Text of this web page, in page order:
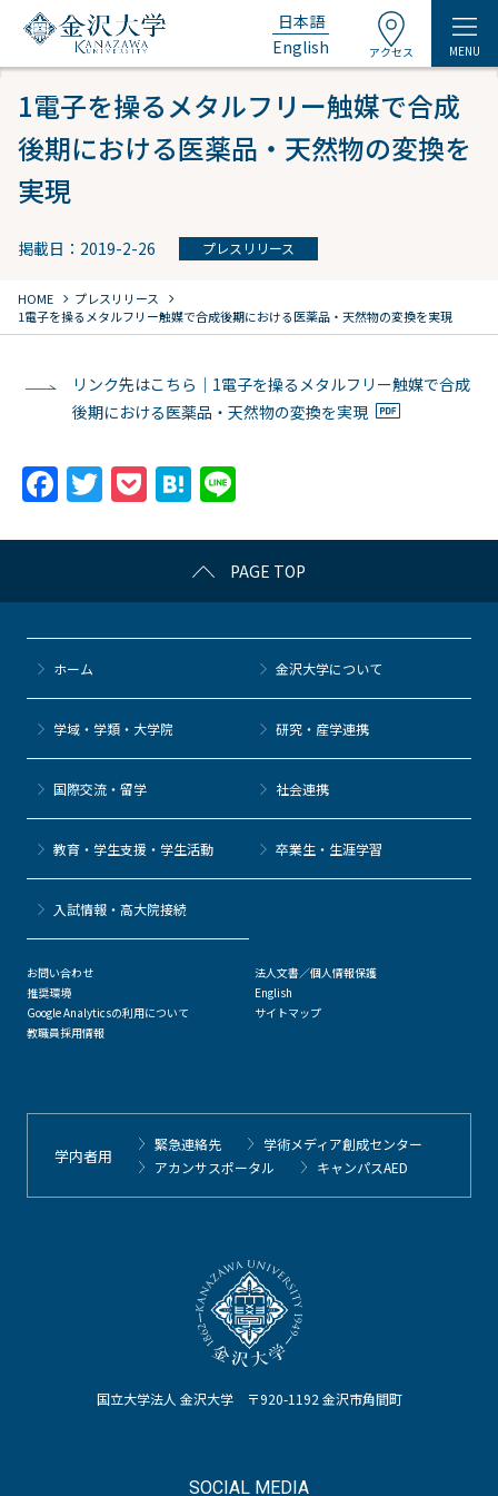
日本語
English
アクセス MENU
1電子を操るメタルフリー触媒で合成
後期における医薬品・天然物の変換を
実現
掲載日：2019-2-26 プレスリリース
HOME chevron_right プレスリリース chevron_right
1電子を操るメタルフリー触媒で合成後期における医薬品・天然物の変換を実現
リンク先はこちら｜1電子を操るメタルフリー触媒で合成
後期における医薬品・天然物の変換を実現
F
c
e
b
o
o
k
T
itt
er
P
c
k
et
H
e
n
a
e
PAGE TOP
国立大学法人 金沢大学 〒920-1192 金沢市角間町
SOCIAL MEDIA
ホーム 金沢大学について
学域・学類・大学院 研究・産学連携
国際交流・留学 社会連携
教育・学生支援・学生活動 卒業生・生涯学習
⼊試情報・高大院接続
お問い合わせ
推奨環境
Google Analyticsの利用について
教職員採用情報
法人文書／個人情報保護
English
サイトマップ
学内者用
緊急連絡先
学術メディア創成センター
アカンサスポータル
キャンパスAED